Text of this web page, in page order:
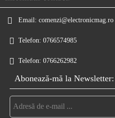
Email: comenzi@electronicmag.ro
Telefon: 0766574985
Telefon: 0766262982
Abonează-mă la Newsletter: